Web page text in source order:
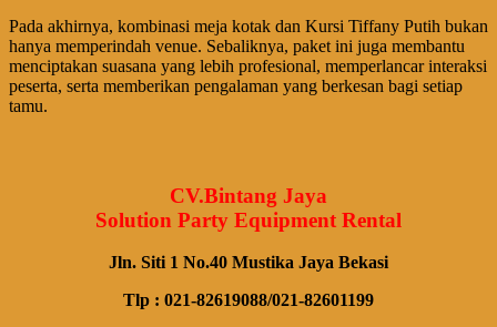
Pada akhirnya, kombinasi meja kotak dan Kursi Tiffany Putih bukan
hanya memperindah venue. Sebaliknya, paket ini juga membantu
menciptakan suasana yang lebih profesional, memperlancar interaksi
peserta, serta memberikan pengalaman yang berkesan bagi setiap
tamu.
CV.Bintang Jaya
Solution Party Equipment Rental
Jln. Siti 1 No.40 Mustika Jaya Bekasi
Tlp : 021-82619088/021-82601199